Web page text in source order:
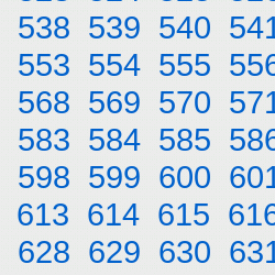
538 539 540
553 554 555
568 569 570
583 584 585
598 599 600
613 614 615
628 629 630